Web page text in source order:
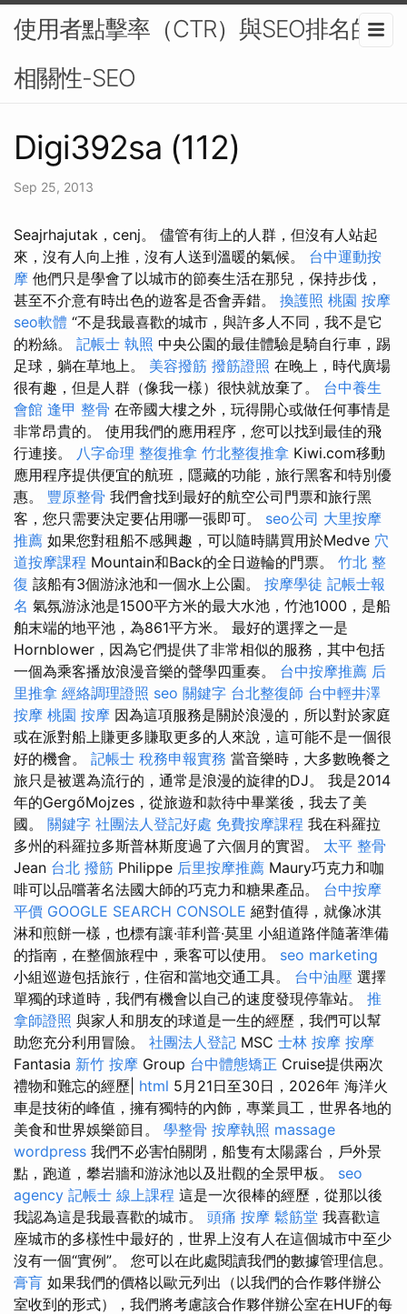
使用者點擊率（CTR）與SEO排名的
相關性-SEO
Digi392sa (112)
Sep 25, 2013
Seajrhajutak，cenj。 儘管有街上的人群，但沒有人站起
來，沒有人向上推，沒有人送到溫暖的氣候。 台中運動按
摩 他們只是學會了以城市的節奏生活在那兒，保持步伐，
甚至不介意有時出色的遊客是否會弄錯。 換護照 桃園 按摩
seo軟體 “不是我最喜歡的城市，與許多人不同，我不是它
的粉絲。 記帳士 執照 中央公園的最佳體驗是騎自行車，踢
足球，躺在草地上。 美容撥筋 撥筋證照 在晚上，時代廣場
很有趣，但是人群（像我一樣）很快就放棄了。 台中養生
會館 逢甲 整骨 在帝國大樓之外，玩得開心或做任何事情是
非常昂貴的。 使用我們的應用程序，您可以找到最佳的飛
行連接。 八字命理 整復推拿 竹北整復推拿 Kiwi.com移動
應用程序提供便宜的航班，隱藏的功能，旅行黑客和特別優
惠。 豐原整骨 我們會找到最好的航空公司門票和旅行黑
客，您只需要決定要佔用哪一張即可。 seo公司 大里按摩
推薦 如果您對租船不感興趣，可以隨時購買用於Medve 穴
道按摩課程 Mountain和Back的全日遊輪的門票。 竹北 整
復 該船有3個游泳池和一個水上公園。 按摩學徒 記帳士報
名 氣氛游泳池是1500平方米的最大水池，竹池1000，是船
舶末端的地平池，為861平方米。 最好的選擇之一是
Hornblower，因為它們提供了非常相似的服務，其中包括
一個為乘客播放浪漫音樂的聲學四重奏。 台中按摩推薦 后
里推拿 經絡調理證照 seo 關鍵字 台北整復師 台中輕井澤
按摩 桃園 按摩 因為這項服務是關於浪漫的，所以對於家庭
或在派對船上賺更多賺取更多的人來說，這可能不是一個很
好的機會。 記帳士 稅務申報實務 當音樂時，大多數晚餐之
旅只是被選為流行的，通常是浪漫的旋律的DJ。 我是2014
年的GergőMojzes，從旅遊和款待中畢業後，我去了美
國。 關鍵字 社團法人登記好處 免費按摩課程 我在科羅拉
多州的科羅拉多斯普林斯度過了六個月的實習。 太平 整骨
Jean 台北 撥筋 Philippe 后里按摩推薦 Maury巧克力和咖
啡可以品嚐著名法國大師的巧克力和糖果產品。 台中按摩
平價 GOOGLE SEARCH CONSOLE 絕對值得，就像冰淇
淋和煎餅一樣，也標有讓·菲利普·莫里 小組道路伴隨著準備
的指南，在整個旅程中，乘客可以使用。 seo marketing
小組巡遊包括旅行，住宿和當地交通工具。 台中油壓 選擇
單獨的球道時，我們有機會以自己的速度發現停靠站。 推
拿師證照 與家人和朋友的球道是一生的經歷，我們可以幫
助您充分利用冒險。 社團法人登記 MSC 士林 按摩 按摩
Fantasia 新竹 按摩 Group 台中體態矯正 Cruise提供兩次
禮物和難忘的經歷| html 5月21日至30日，2026年 海洋火
車是技術的峰值，擁有獨特的內飾，專業員工，世界各地的
美食和世界娛樂節目。 學整骨 按摩執照 massage
wordpress 我們不必害怕關閉，船隻有太陽露台，戶外景
點，跑道，攀岩牆和游泳池以及壯觀的全景甲板。 seo
agency 記帳士 線上課程 這是一次很棒的經歷，從那以後
我認為這是我最喜歡的城市。 頭痛 按摩 鬆筋堂 我喜歡這
座城市的多樣性中最好的，世界上沒有人在這個城市中至少
沒有一個“實例”。 您可以在此處閱讀我們的數據管理信息。
膏肓 如果我們的價格以歐元列出（以我們的合作夥伴辦公
室收到的形式），我們將考慮該合作夥伴辦公室在HUF的每